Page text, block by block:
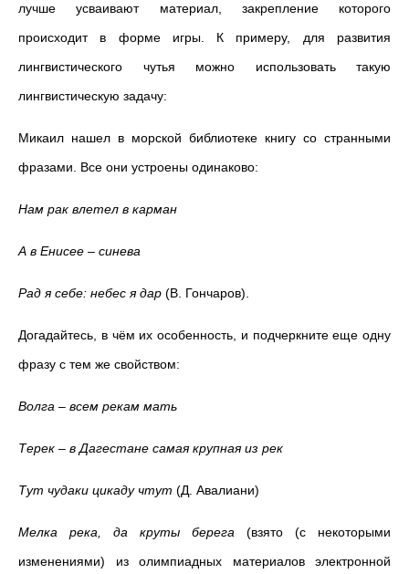
лучше усваивают материал, закрепление которого
происходит в форме игры. К примеру, для развития
лингвистического чутья можно использовать такую
лингвистическую задачу:
Микаил нашел в морской библиотеке книгу со странными
фразами. Все они устроены одинаково:
Нам рак влетел в карман
А в Енисее – синева
Рад я себе: небес я дар (В. Гончаров).
Догадайтесь, в чём их особенность, и подчеркните еще одну
фразу с тем же свойством:
Волга – всем рекам мать
Терек – в Дагестане самая крупная из рек
Тут чудаки цикаду чтут (Д. Авалиани)
Мелка река, да круты берега (взято (с некоторыми
изменениями) из олимпиадных материалов электронной